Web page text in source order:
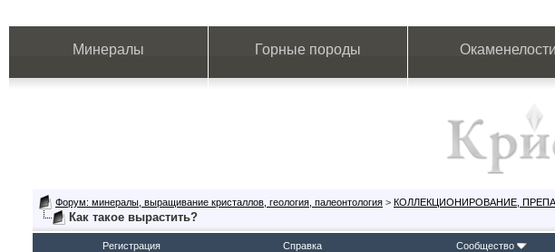
Минералы Горные породы Окаменелости
Форум: минералы, выращивание кристаллов, геология, палеонтология > КОЛЛЕКЦИОНИРОВАНИЕ,
Как такое вырастить?
Регистрация Справка Сообщество